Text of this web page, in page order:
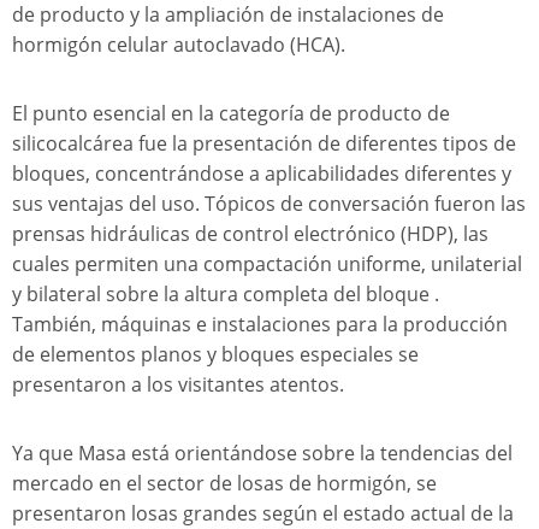
de producto y la ampliación de instalaciones de
hormigón celular autoclavado (HCA).
El punto esencial en la categoría de producto de
silicocalcárea fue la presentación de diferentes tipos de
bloques, concentrándose a aplicabilidades diferentes y
sus ventajas del uso. Tópicos de conversación fueron las
prensas hidráulicas de control electrónico (HDP), las
cuales permiten una compactación uniforme, unilaterial
y bilateral sobre la altura completa del bloque .
También, máquinas e instalaciones para la producción
de elementos planos y bloques especiales se
presentaron a los visitantes atentos.
Ya que Masa está orientándose sobre la tendencias del
mercado en el sector de losas de hormigón, se
presentaron losas grandes según el estado actual de la